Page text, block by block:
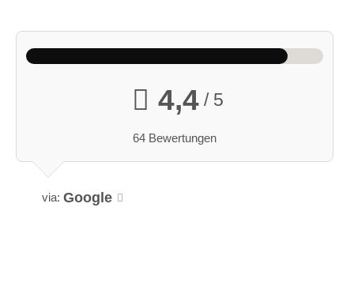
4,4/ 5
64 Bewertungen
via: Google